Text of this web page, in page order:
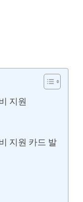
지원
지원 카드 발